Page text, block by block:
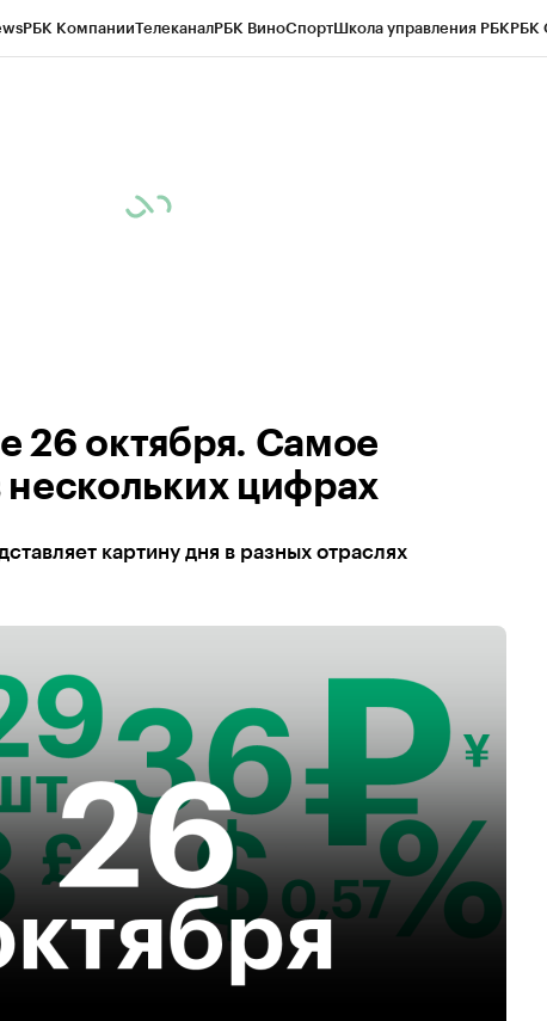
РБК КомпанииТелеканалРБК ВиноСпортШкола управления РБКРБК
26 октября. Самое
цифрах
картину дня в разных отраслях